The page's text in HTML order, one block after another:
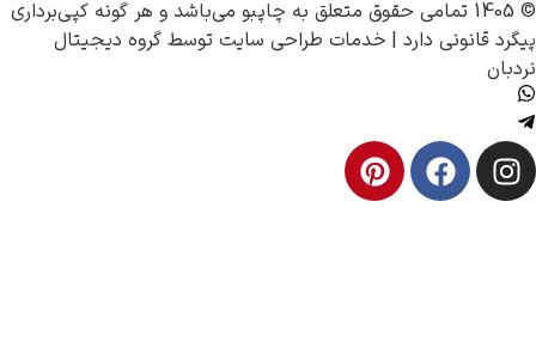
چاپبومی‌باشد و هر گونه کپی‌برداری
| خدمات طراحی سایت توسطگروه دیجیتال